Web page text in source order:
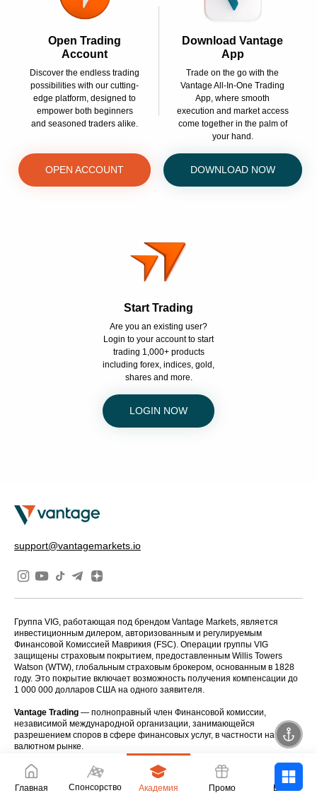
Open Trading
Account
Discover the endless trading
possibilities with our cutting-
edge platform, designed to
empower both beginners
and seasoned traders alike.
OPEN ACCOUNT
Download Vantage
App
Trade on the go with the
Vantage All-In-One Trading
App, where smooth
execution and market access
come together in the palm of
your hand.
DOWNLOAD NOW
Start Trading
Are you an existing user?
Login to your account to start
trading 1,000+ products
including forex, indices, gold,
shares and more.
LOGIN NOW
support@vantagemarkets.io
Группа VIG, работающая под брендом Vantage Markets, является
инвестиционным дилером, авторизованным и регулируемым
Финансовой Комиссией Маврикия (FSC). Операции группы VIG
защищены страховым покрытием, предоставленным Willis Towers
Watson (WTW), глобальным страховым брокером, основанным в 1828
году. Это покрытие включает возможность получения компенсации до
1 000 000 долларов США на одного заявителя.
Vantage Trading — полноправный член Финансовой комиссии,
независимой международной организации, занимающейся
разрешением споров в сфере финансовых услуг, в частности на
валютном рынке.
Предупреждение о рисках:
Торговля CFD с использованием кредитного плеча сопряжена со
значительным риском и может не подходить всем инвесторам,
Главная Спонсорство Академия Промо Войти